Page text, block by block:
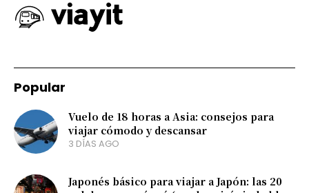
Popular
Vuelo de 18 horas a Asia: consejos para
viajar cómodo y descansar
3 DÍAS AGO
Japonés básico para viajar a Japón: las 20